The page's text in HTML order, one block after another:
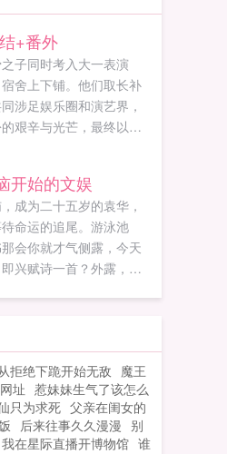
+番外
子同时考入大一表演
舍上下铺。他们取长补
涉足娱乐圈和演艺界，
艰辛与光芒，最终以实
开始的文娱
成为二十五岁的袁华，
命运的追尾。游泳池
会你就才气侧露，今天
兴赋诗一首？外露，外
一家电影投资公司。如
烦恼开始的文娱，别忘
拒绝下跪开始无敌
魔王
址 惹妹妹生气了该怎么
只为求死 父亲在闺女的
后来往事久久漫漫 别
我在星际直播开博物馆 谁